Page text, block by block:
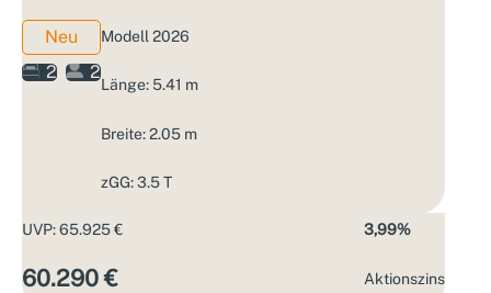
Neu
2
2
Modell 2026
Länge: 5.41 m
Breite: 2.05 m
zGG: 3.5 T
UVP: 65.925 €
60.290 €
3,99%
Aktions­zins